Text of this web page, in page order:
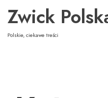
content
Zwick
Polskie, ciekawe treści